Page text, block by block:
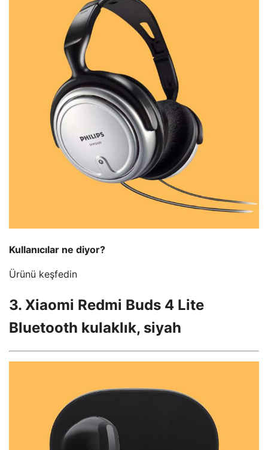
Kullanıcılar ne diyor?
Ürünü keşfedin
3. Xiaomi Redmi Buds 4 Lite
Bluetooth kulaklık, siyah